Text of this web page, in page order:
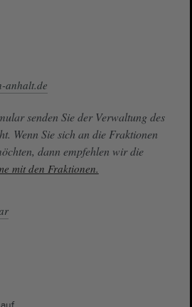
anhalt.de
senden Sie der Verwaltung des
Wenn Sie sich an die Fraktionen
dann empfehlen wir die
mit den Fraktionen.